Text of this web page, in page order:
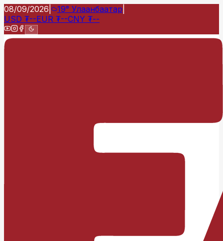
08/09/2026 19° Улаанбаатар
USD ₮--EUR ₮--CNY ₮--